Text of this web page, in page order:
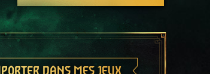
DANS MES JEUX